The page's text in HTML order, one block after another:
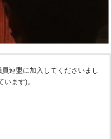
連盟に加入してくださいまし
ます)。